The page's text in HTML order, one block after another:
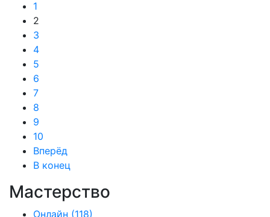
1
2
3
4
5
6
7
8
9
10
Вперёд
В конец
Мастерство
Онлайн (118)